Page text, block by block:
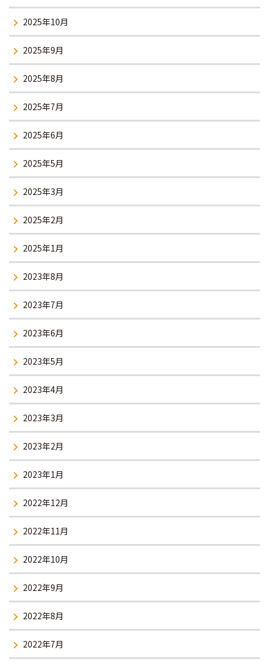
2025年10月
2025年9月
2025年8月
2025年7月
2025年6月
2025年5月
2025年3月
2025年2月
2025年1月
2023年8月
2023年7月
2023年6月
2023年5月
2023年4月
2023年3月
2023年2月
2023年1月
2022年12月
2022年11月
2022年10月
2022年9月
2022年8月
2022年7月